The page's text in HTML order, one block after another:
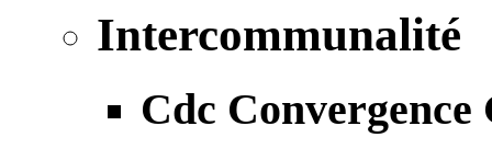
Intercommunalité
Cdc Convergence